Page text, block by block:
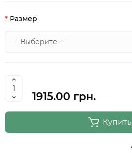
Размер
1915.00 грн.
Купить